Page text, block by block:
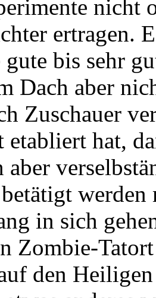
nicht
ertragen.
bis sehr
Dach aber
Zuschauer
etabliert hat,
in sich
Zombie-
den